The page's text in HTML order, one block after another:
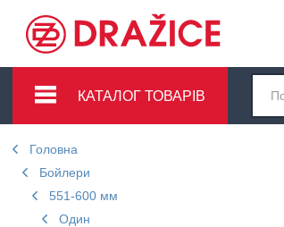
КАТАЛОГ ТОВАРІВ
Головна
Бойлери
551-600 мм
Один